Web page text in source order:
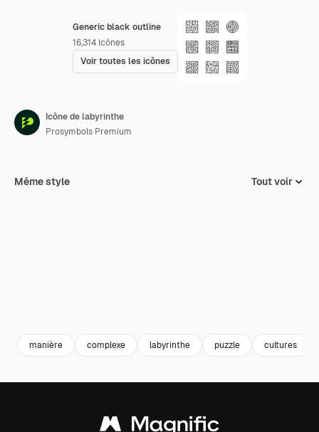
Generic black outline
16,314 Icônes
Voir toutes les icônes
Icône de labyrinthe
Prosymbols Premium
Même style Tout voir
manière complexe labyrinthe puzzle cultures